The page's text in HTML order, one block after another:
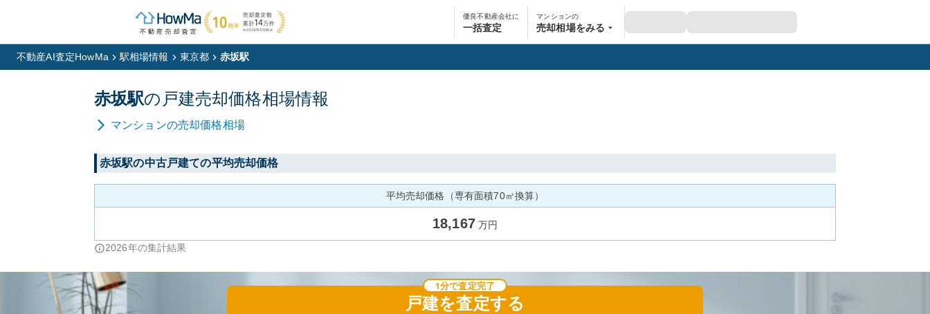
優良不動産会社に
一括査定
マンションの
売却相場をみる
不動産AI査定HowMa 駅相場情報 東京都 赤坂駅
赤坂駅の 戸建売却価格相場情報
マンションの売却価格相場
赤坂駅の中古戸建ての平均売却価格
平均売却価格（専有面積70㎡換算）
18,167 万円
2026年の集計結果
戸建を査定する
1分で査定完了